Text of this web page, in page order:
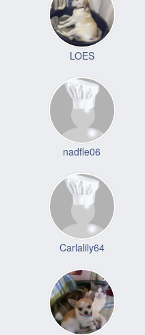
LOES
nadfle06
Carlalily64